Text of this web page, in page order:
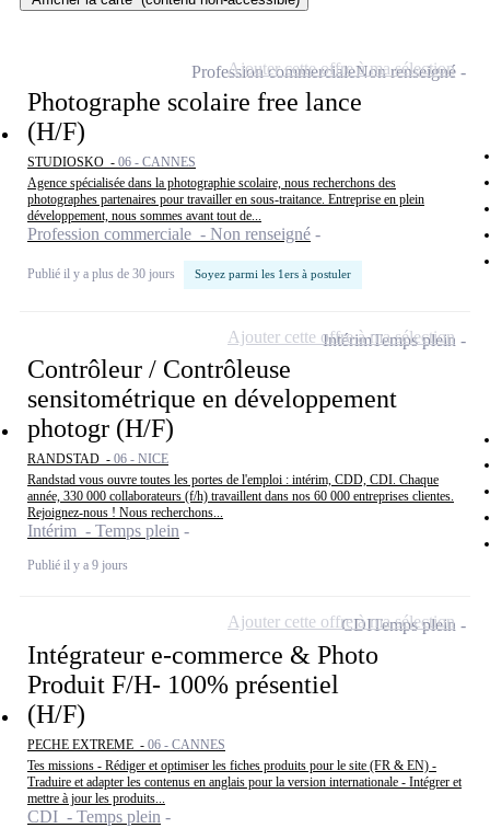
Photographe scolaire free lance
(H/F)
STUDIOSKO - 06 - CANNES
Agence spécialisée dans la photographie scolaire, nous recherchons des
photographes partenaires pour travailler en sous-traitance. Entreprise en plein
développement, nous sommes avant tout de...
Profession commerciale - Non renseigné
Publié il y a plus de 30 jours Soyez parmi les 1ers à postuler
Profession commercialeNon renseigné
Ajouter cette offre à ma sélection
Contrôleur / Contrôleuse
sensitométrique en développement
photogr (H/F)
RANDSTAD - 06 - NICE
Randstad vous ouvre toutes les portes de l'emploi : intérim, CDD, CDI. Chaque
année, 330 000 collaborateurs (f/h) travaillent dans nos 60 000 entreprises clientes.
Rejoignez-nous ! Nous recherchons...
Intérim - Temps plein
Publié il y a 9 jours
IntérimTemps plein
Ajouter cette offre à ma sélection
Intégrateur e-commerce & Photo
Produit F/H- 100% présentiel
(H/F)
PECHE EXTREME - 06 - CANNES
Tes missions - Rédiger et optimiser les fiches produits pour le site (FR & EN) -
Traduire et adapter les contenus en anglais pour la version internationale - Intégrer et
mettre à jour les produits...
CDI - Temps plein
CDITemps plein
Ajouter cette offre à ma sélection